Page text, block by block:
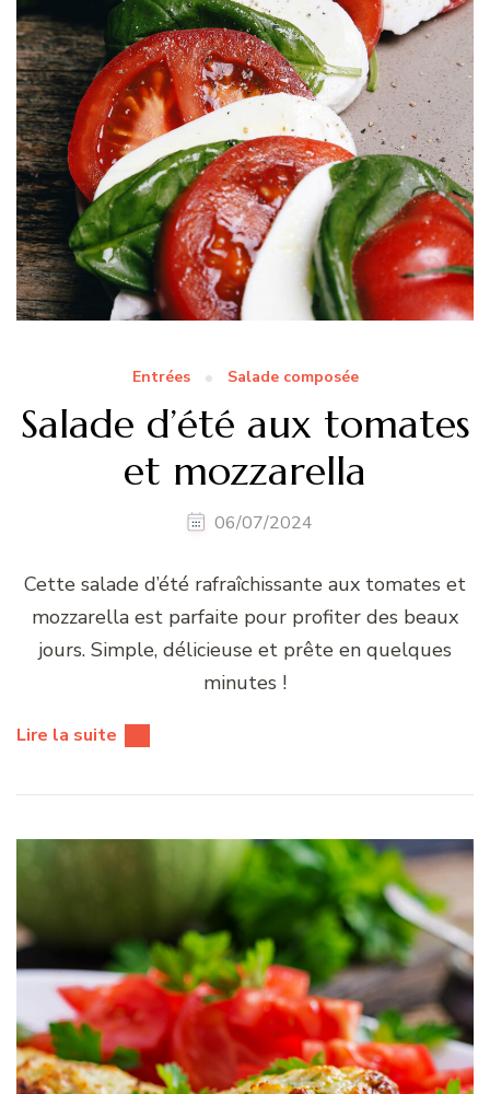
Entrées Salade composée
Salade d’été aux tomates
et mozzarella
06/07/2024
Cette salade d’été rafraîchissante aux tomates et
mozzarella est parfaite pour profiter des beaux
jours. Simple, délicieuse et prête en quelques
minutes !
Lire la suite